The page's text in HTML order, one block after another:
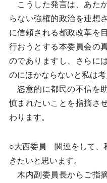
こうした発言は、あた
らない強権的政治を連想
に信頼される都政改革を
行おうとする本委員会の
のでありますし、さらに
のにほかならないと私は考
恣意的に都民の不信を
慎まれたいことを指摘さ
わります。
○大西委員 関連をして、
きたいと思います。
木内副委員長からご指